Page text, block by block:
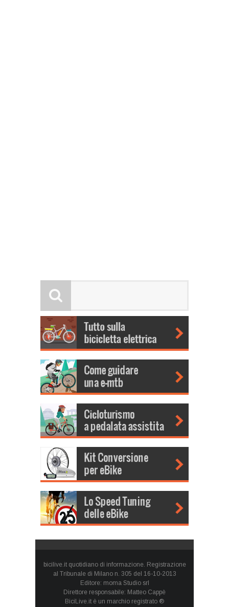
bicilive.it quotidiano di informazione. Registrazione
al Tribunale di Milano n. 305 del 16-10-2013
Editore: moma Studio srl
Direttore responsabile: Matteo Cappè
BiciLive.it è un marchio registrato ®